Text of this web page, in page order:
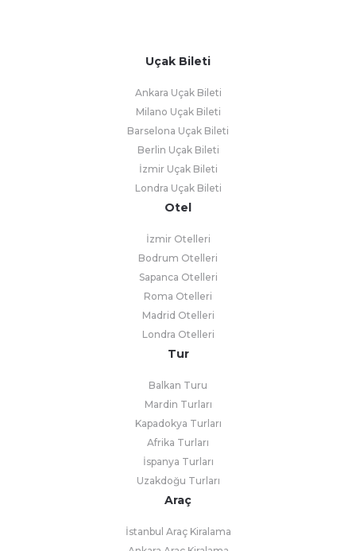
Uçak Bileti
Ankara Uçak Bileti
Milano Uçak Bileti
Barselona Uçak Bileti
Berlin Uçak Bileti
İzmir Uçak Bileti
Londra Uçak Bileti
Otel
İzmir Otelleri
Bodrum Otelleri
Sapanca Otelleri
Roma Otelleri
Madrid Otelleri
Londra Otelleri
Tur
Balkan Turu
Mardin Turları
Kapadokya Turları
Afrika Turları
İspanya Turları
Uzakdoğu Turları
Araç
İstanbul Araç Kiralama